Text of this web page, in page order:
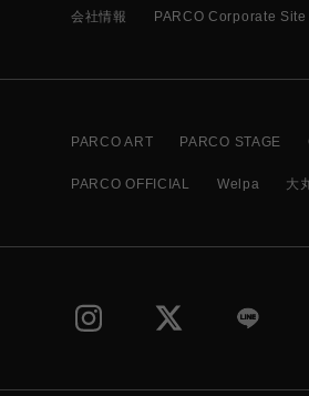
会社情報 PARCO Corporate
PARCO ART PARCO STAGE
PARCO OFFICIAL Welpa 大